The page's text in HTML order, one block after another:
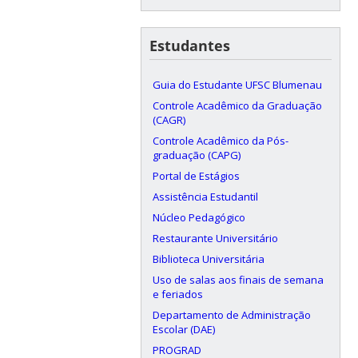
Estudantes
Guia do Estudante UFSC Blumenau
Controle Acadêmico da Graduação
(CAGR)
Controle Acadêmico da Pós-
graduação (CAPG)
Portal de Estágios
Assistência Estudantil
Núcleo Pedagógico
Restaurante Universitário
Biblioteca Universitária
Uso de salas aos finais de semana
e feriados
Departamento de Administração
Escolar (DAE)
PROGRAD